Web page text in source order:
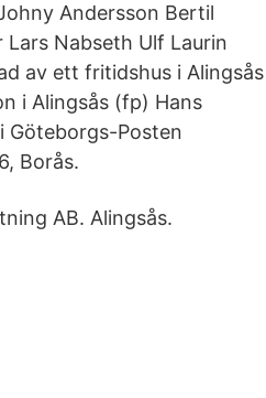
Andersson Bertil
Nabseth Ulf Laurin
av ett fritidshus i Alingsås
i Alingsås (fp) Hans
Göteborgs-Posten
Borås.
AB. Alingsås.